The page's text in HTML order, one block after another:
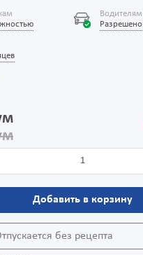
Водителям
Разрешено
1
Добавить в корзину
без рецепта